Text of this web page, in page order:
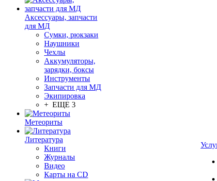
Аксессуары, запчасти
для МД
Сумки, рюкзаки
Наушники
Чехлы
Аккумуляторы,
зарядки, боксы
Инструменты
Запчасти для МД
Экипировка
+ ЕЩЕ 3
Метеориты
Литература
Книги
Журналы
Видео
Карты на CD